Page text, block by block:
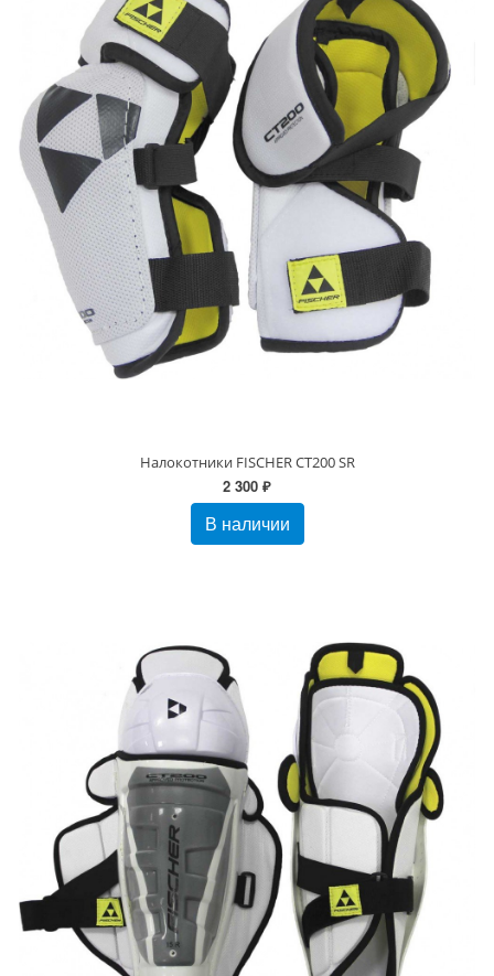
Налокотники FISCHER CT200 SR
2 300 ₽
В наличии